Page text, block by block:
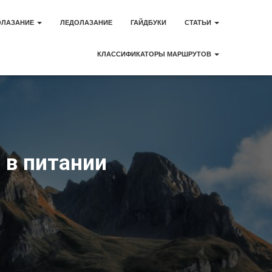
ЛЕДОЛАЗАНИЕ ГАЙДБУКИ СТАТЬИ
КЛАССИФИКАТОРЫ МАРШРУТОВ
питании